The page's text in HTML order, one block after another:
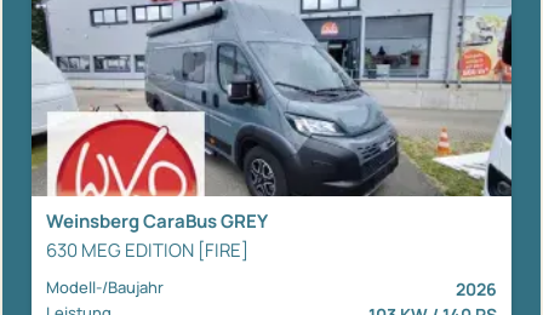
Weinsberg CaraBus GREY
630 MEG EDITION [FIRE]
Modell-/Baujahr 2026